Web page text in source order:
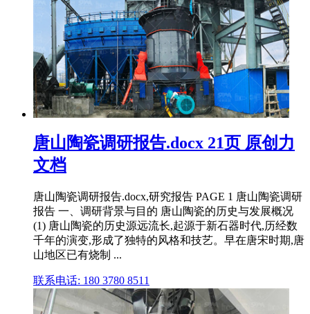
唐山陶瓷调研报告.docx 21页 原创力
文档
唐山陶瓷调研报告.docx,研究报告 PAGE 1 唐山陶瓷调研
报告 一、调研背景与目的 唐山陶瓷的历史与发展概况
(1) 唐山陶瓷的历史源远流长,起源于新石器时代,历经数
千年的演变,形成了独特的风格和技艺。早在唐宋时期,唐
山地区已有烧制 ...
联系电话: 180 3780 8511